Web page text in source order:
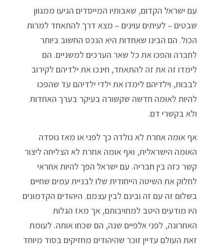
עם ישראל הקדום, שאבותיו המייסדים הגיעו ממגוון
שבטים – לעיתים עוינים – מצא דרך להתאחד למרות
הכול. הם הבינו שאחדות היא הנכס החשוב ביותר
לחברה והפכו את כל שאר הערכים למשניים. הם
לימדו זה את זה להתאחד, חינכו את ילדיהם לקירוב
לבבות, וילדיהם לימדו את ילדי ילדיהם עד שהפכו
להיות לאומה חדשה שקשורה בעיקר בערך האחדות
ולא בקשרי דם.
אף אומה אחרת לא נולדה כך לפני או מאז נוסדה
האומה הישראלית, ואף אומה אחרת לא הצליחה ליצור
קשר כזה בין חבריה. עם ישראל הפך להיות אחראי
לחלוק את השיטה הייחודית שלו לבניית עמים שחיים
בשלום זה עם זה ובינם לבין עצמם. היהודים הקדמונים
היו מודעים היטב למחויבותם, אך מאז הגלות
האחרונה, לפני אלפיים שנה, הם שכחו אותה. לעומת
זאת העולם עדיין זוכר שהיהודים מחזיקים בסוד מיוחד